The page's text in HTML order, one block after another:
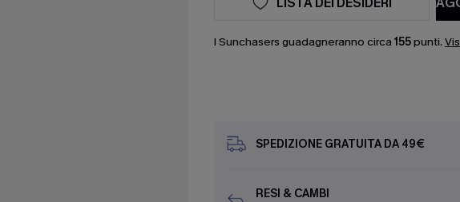
I Sunchasers guadagneranno circa 155punti.
SPEDIZIONE GRATUITA DA 49€
RESI & CAMBI